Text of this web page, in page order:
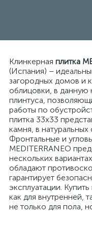
Клинкерная плитка
(Испания) –
загородных домов и
облицовки, в данную
плинтуса,
работы по
плитка 33х33
камня, в натуральных
Фронтальные и
MEDITERRANEO
нескольких
обладают
гарантирует
эксплуатации.
как для внутренней,
не только для пола,